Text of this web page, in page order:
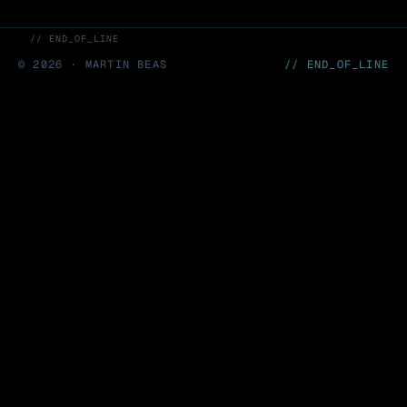
// END_OF_LINE
©2026 · MARTIN BEAS // END_OF_LINE